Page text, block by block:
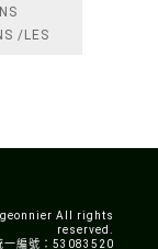
/LES
All rights
reserved.
一編號：53083520